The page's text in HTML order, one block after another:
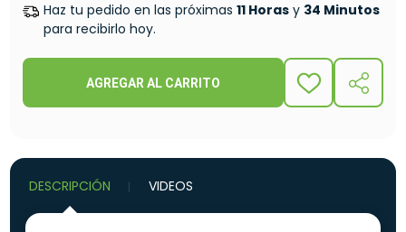
Haz tu pedido en las próximas 11 Horas y 34 Minutos
para recibirlo hoy.
AGREGAR AL CARRITO
ADD
DESCRIPCIÓN VIDEOS